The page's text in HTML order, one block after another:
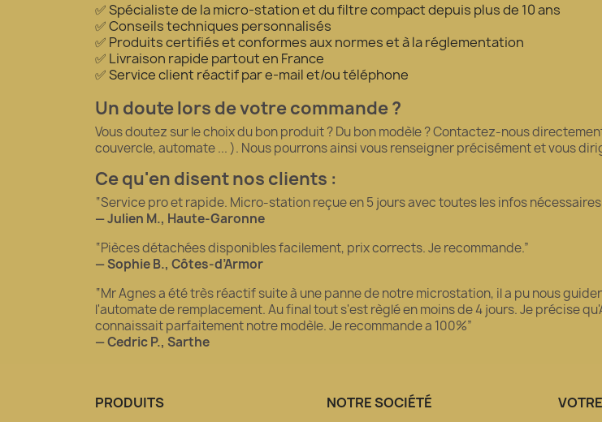
✅ Spécialiste de la micro-station et du filtre compact depuis plus de 10 ans
✅ Conseils techniques personnalisés
✅ Produits certifiés et conformes aux normes et à la réglementation
✅ Livraison rapide partout en France
✅ Service client réactif par e-mail et/ou téléphone
Un doute lors de votre commande ?
Vous doutez sur le choix du bon produit ? Du bon modèle ? Contactez-nous
couvercle, automate ... ). Nous pourrons ainsi vous renseigner précisément et vous
Ce qu'en disent nos clients :
“Service pro et rapide. Micro-station reçue en 5 jours avec toutes les infos nécessaires
— Julien M., Haute-Garonne
“Pièces détachées disponibles facilement, prix corrects. Je recommande.”
— Sophie B., Côtes-d’Armor
“Mr Agnes a été très réactif suite à une panne de notre microstation, il a pu nous
l'automate de remplacement. Au final tout s'est règlé en moins de 4 jours. Je précise
connaissait parfaitement notre modèle. Je recommande a 100%”
— Cedric P., Sarthe
PRODUITS NOTRE SOCIÉTÉ